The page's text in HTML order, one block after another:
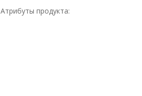
Атрибуты продукта: